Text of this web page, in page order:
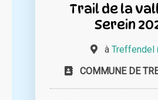
Trail de la
Serein
à Treffendel
COMMUNE DE